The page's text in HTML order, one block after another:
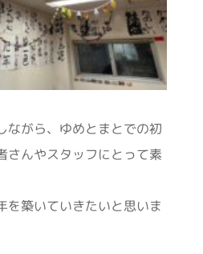
ながら、ゆめとまとでの初
さんやスタッフにとって素
を築いていきたいと思いま